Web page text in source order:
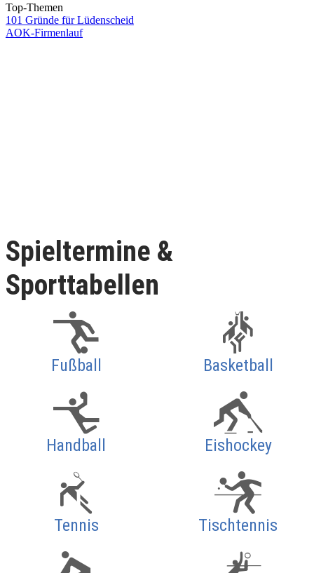
Top-Themen
101 Gründe für Lüdenscheid
AOK-Firmenlauf
Spieltermine &
Sporttabellen
Fußball Basketball
Handball Eishockey
Tennis Tischtennis